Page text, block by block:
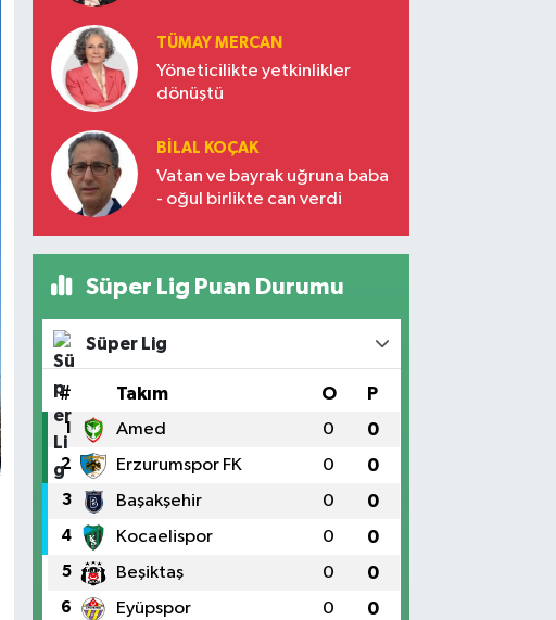
Türkiye’nin yükselen gücü
TÜMAY MERCAN
Yöneticilikte yetkinlikler
dönüştü
BILAL KOÇAK
Vatan ve bayrak uğruna baba
- oğul birlikte can verdi
Süper Lig Puan Durumu
Süper Lig
# Takım O P
1 Amed 0 0
2 Erzurumspor FK 0 0
3 Başakşehir 0 0
4 Kocaelispor 0 0
5 Beşiktaş 0 0
6 Eyüpspor 0 0